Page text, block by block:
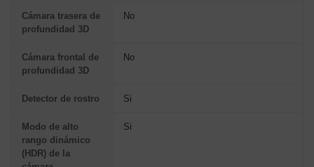
Cámara trasera de
profundidad 3D
No
Cámara frontal de
profundidad 3D
No
Detector de rostro Si
Modo de alto
rango dinámico
(HDR) de la
Si